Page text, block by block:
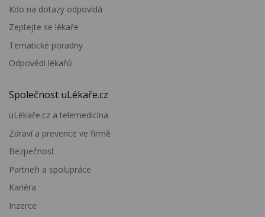
Kdo na dotazy odpovídá
Zeptejte se lékaře
Tematické poradny
Odpovědi lékařů
Společnost uLékaře.cz
uLékaře.cz a telemedicína
Zdraví a prevence ve firmě
Bezpečnost
Partneři a spolupráce
Kariéra
Inzerce